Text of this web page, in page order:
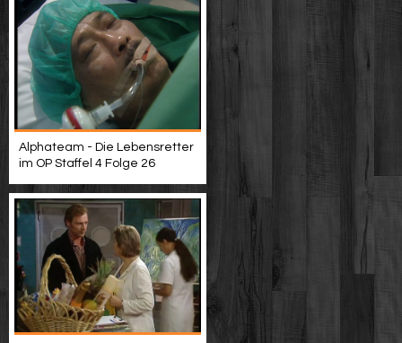
Alphateam - Die Lebensretter
im OP Staffel 4 Folge 26